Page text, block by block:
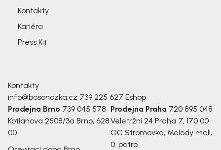
Kontakty
Kariéra
Press Kit
Kontakty
info@bosonozka.cz 739 225 627 Eshop
Prodejna Brno 739 045 578
Kotlanova 2508/3a Brno, 628
00
Prodejna Praha 720 895 048
Veletržní 24 Praha 7, 170 00
OC Stromovka, Melody mall,
0. patro